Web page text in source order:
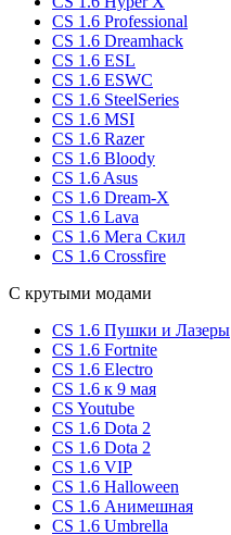
CS 1.6 Professional
CS 1.6 Dreamhack
CS 1.6 ESL
CS 1.6 ESWC
CS 1.6 SteelSeries
CS 1.6 MSI
CS 1.6 Razer
CS 1.6 Bloody
CS 1.6 Asus
CS 1.6 Dream-X
CS 1.6 Lava
CS 1.6 Мега Скил
CS 1.6 Crossfire
С крутыми модами
CS 1.6 Пушки и Лазеры
CS 1.6 Fortnite
CS 1.6 Electro
CS 1.6 к 9 мая
CS Youtube
CS 1.6 Dota 2
CS 1.6 Dota 2
CS 1.6 VIP
CS 1.6 Halloween
CS 1.6 Анимешная
CS 1.6 Umbrella